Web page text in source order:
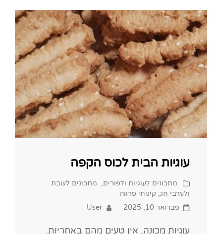
עוגיות הבית לכוס הקפה
Cat
Links
מתכונים לעוגיות ולפורים, מתכונים לשבת
ולערבי חג, קינוחי פרווה
Posted
פברואר 10, 2025 User
עוגיות מכונה, אין טעים מהם באחריות.